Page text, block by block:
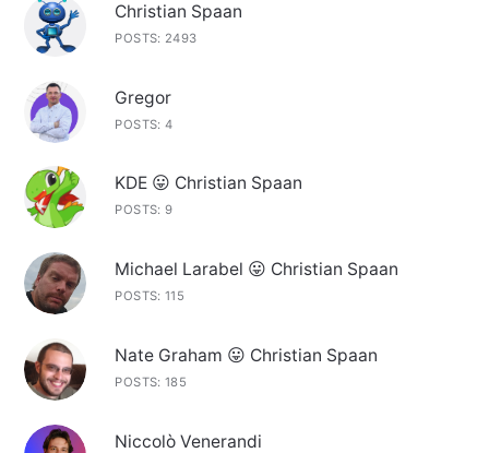
Christian Spaan
POSTS: 2493
Gregor
POSTS: 4
KDE 😛 Christian Spaan
POSTS: 9
Michael Larabel 😛 Christian Spaan
POSTS: 115
Nate Graham 😛 Christian Spaan
POSTS: 185
Niccolò Venerandi